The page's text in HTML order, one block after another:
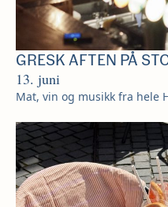
GRESK AFTEN PÅ
13. juni
Mat, vin og musikk fra hele